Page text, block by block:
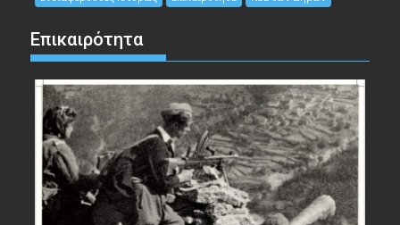
Επικαιρότητα